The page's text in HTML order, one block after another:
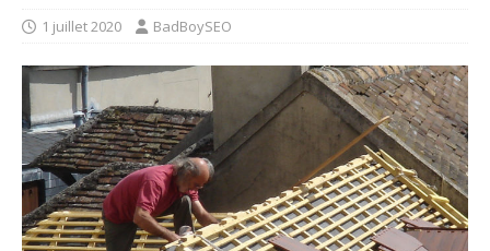
1 juillet 2020 BadBoySEO